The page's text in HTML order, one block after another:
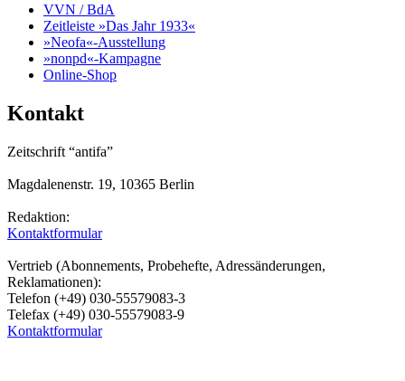
VVN / BdA
Zeitleiste »Das Jahr 1933«
»Neofa«-Ausstellung
»nonpd«-Kampagne
Online-Shop
Kontakt
Zeitschrift “antifa”
Magdalenenstr. 19, 10365 Berlin
Redaktion:
Kontaktformular
Vertrieb (Abonnements, Probehefte, Adressänderungen,
Reklamationen):
Telefon (+49) 030-55579083-3
Telefax (+49) 030-55579083-9
Kontaktformular